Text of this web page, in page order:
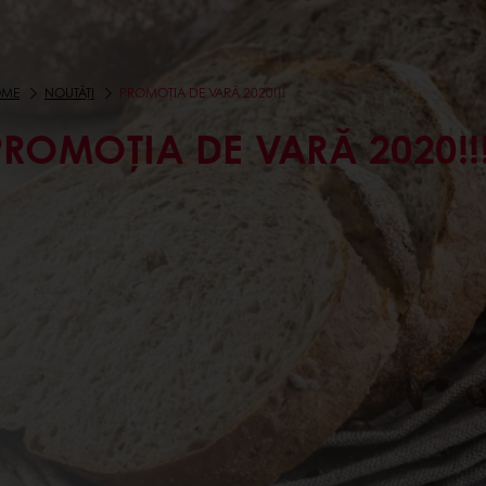
NOUTĂȚI PROMOȚIA DE VARĂ 2020!!!
DE VARĂ